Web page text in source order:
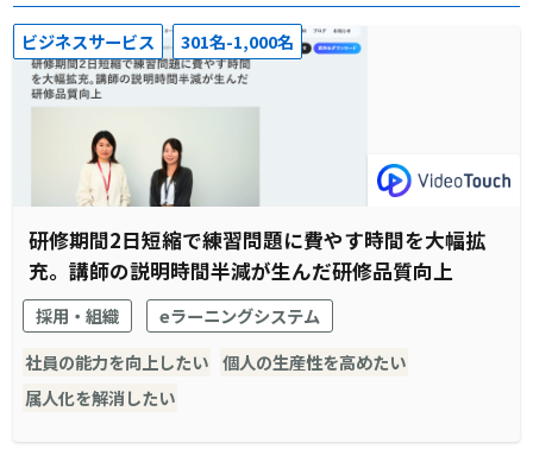
ビジネスサービス 301名-1,000名
研修期間2日短縮で練習問題に費やす時間を大幅拡
充。講師の説明時間半減が生んだ研修品質向上
採用・組織
eラーニングシステム
社員の能力を向上したい 個人の生産性を高めたい
属人化を解消したい